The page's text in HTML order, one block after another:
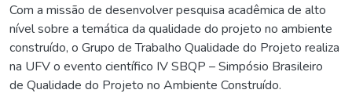
Com a missão de desenvolver pesquisa acadêmica de alto
nível sobre a temática da qualidade do projeto no ambiente
construído, o Grupo de Trabalho Qualidade do Projeto realiza
na UFV o evento científico IV SBQP – Simpósio Brasileiro
de Qualidade do Projeto no Ambiente Construído.